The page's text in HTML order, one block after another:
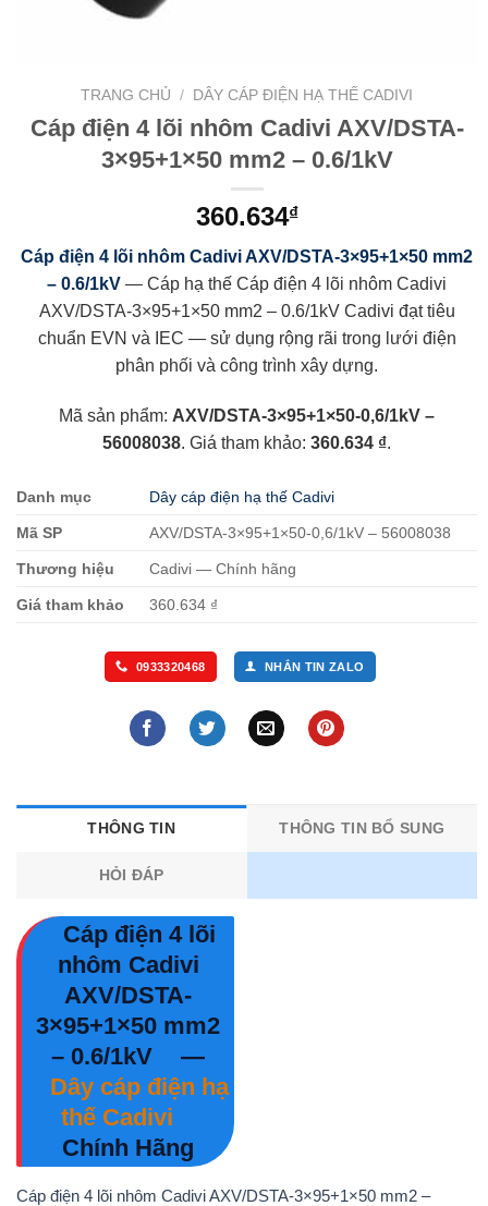
TRANG CHỦ / DÂY CÁP ĐIỆN HẠ THẾ CADIVI
Cáp điện 4 lõi nhôm Cadivi AXV/DSTA-
3×95+1×50 mm2 – 0.6/1kV
360.634₫
Cáp điện 4 lõi nhôm Cadivi AXV/DSTA-3×95+1×50 mm2
– 0.6/1kV — Cáp hạ thế Cáp điện 4 lõi nhôm Cadivi
AXV/DSTA-3×95+1×50 mm2 – 0.6/1kV Cadivi đạt tiêu
chuẩn EVN và IEC — sử dụng rộng rãi trong lưới điện
phân phối và công trình xây dựng.
Mã sản phẩm: AXV/DSTA-3×95+1×50-0,6/1kV –
56008038. Giá tham khảo: 360.634 ₫.
Danh mục Dây cáp điện hạ thế Cadivi
Mã SP AXV/DSTA-3×95+1×50-0,6/1kV – 56008038
Thương hiệu Cadivi — Chính hãng
Giá tham khảo 360.634 ₫
0933320468 NHẮN TIN ZALO
THÔNG TIN THÔNG TIN BỔ SUNG
HỎI ĐÁP
Cáp điện 4 lõi
nhôm Cadivi
AXV/DSTA-
3×95+1×50 mm2
– 0.6/1kV
—
Dây cáp điện hạ
thế Cadivi
Chính Hãng
Cáp điện 4 lõi nhôm Cadivi AXV/DSTA-3×95+1×50 mm2 –